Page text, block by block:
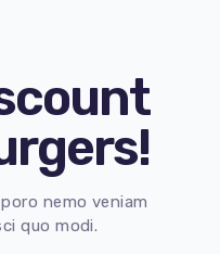
nemo veniam
quo modi.